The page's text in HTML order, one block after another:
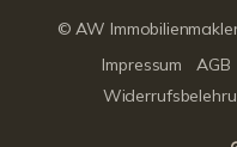
© AW
Impressum
AGB